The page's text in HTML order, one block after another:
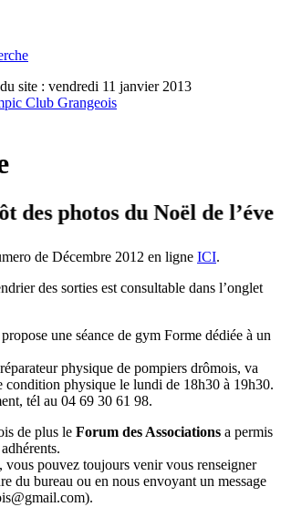
site : vendredi 11 janvier 2013
photos du Noël de l’éveil
de Décembre 2012 en ligne ICI.
des sorties est consultable dans l’onglet
une séance de gym Forme dédiée à un
physique de pompiers drômois, va
condition physique le lundi de 18h30 à 19h30.
tél au 04 69 30 61 98.
de plus le Forum des Associations a permis
vous pouvez toujours venir vous renseigner
du bureau ou en nous envoyant un message